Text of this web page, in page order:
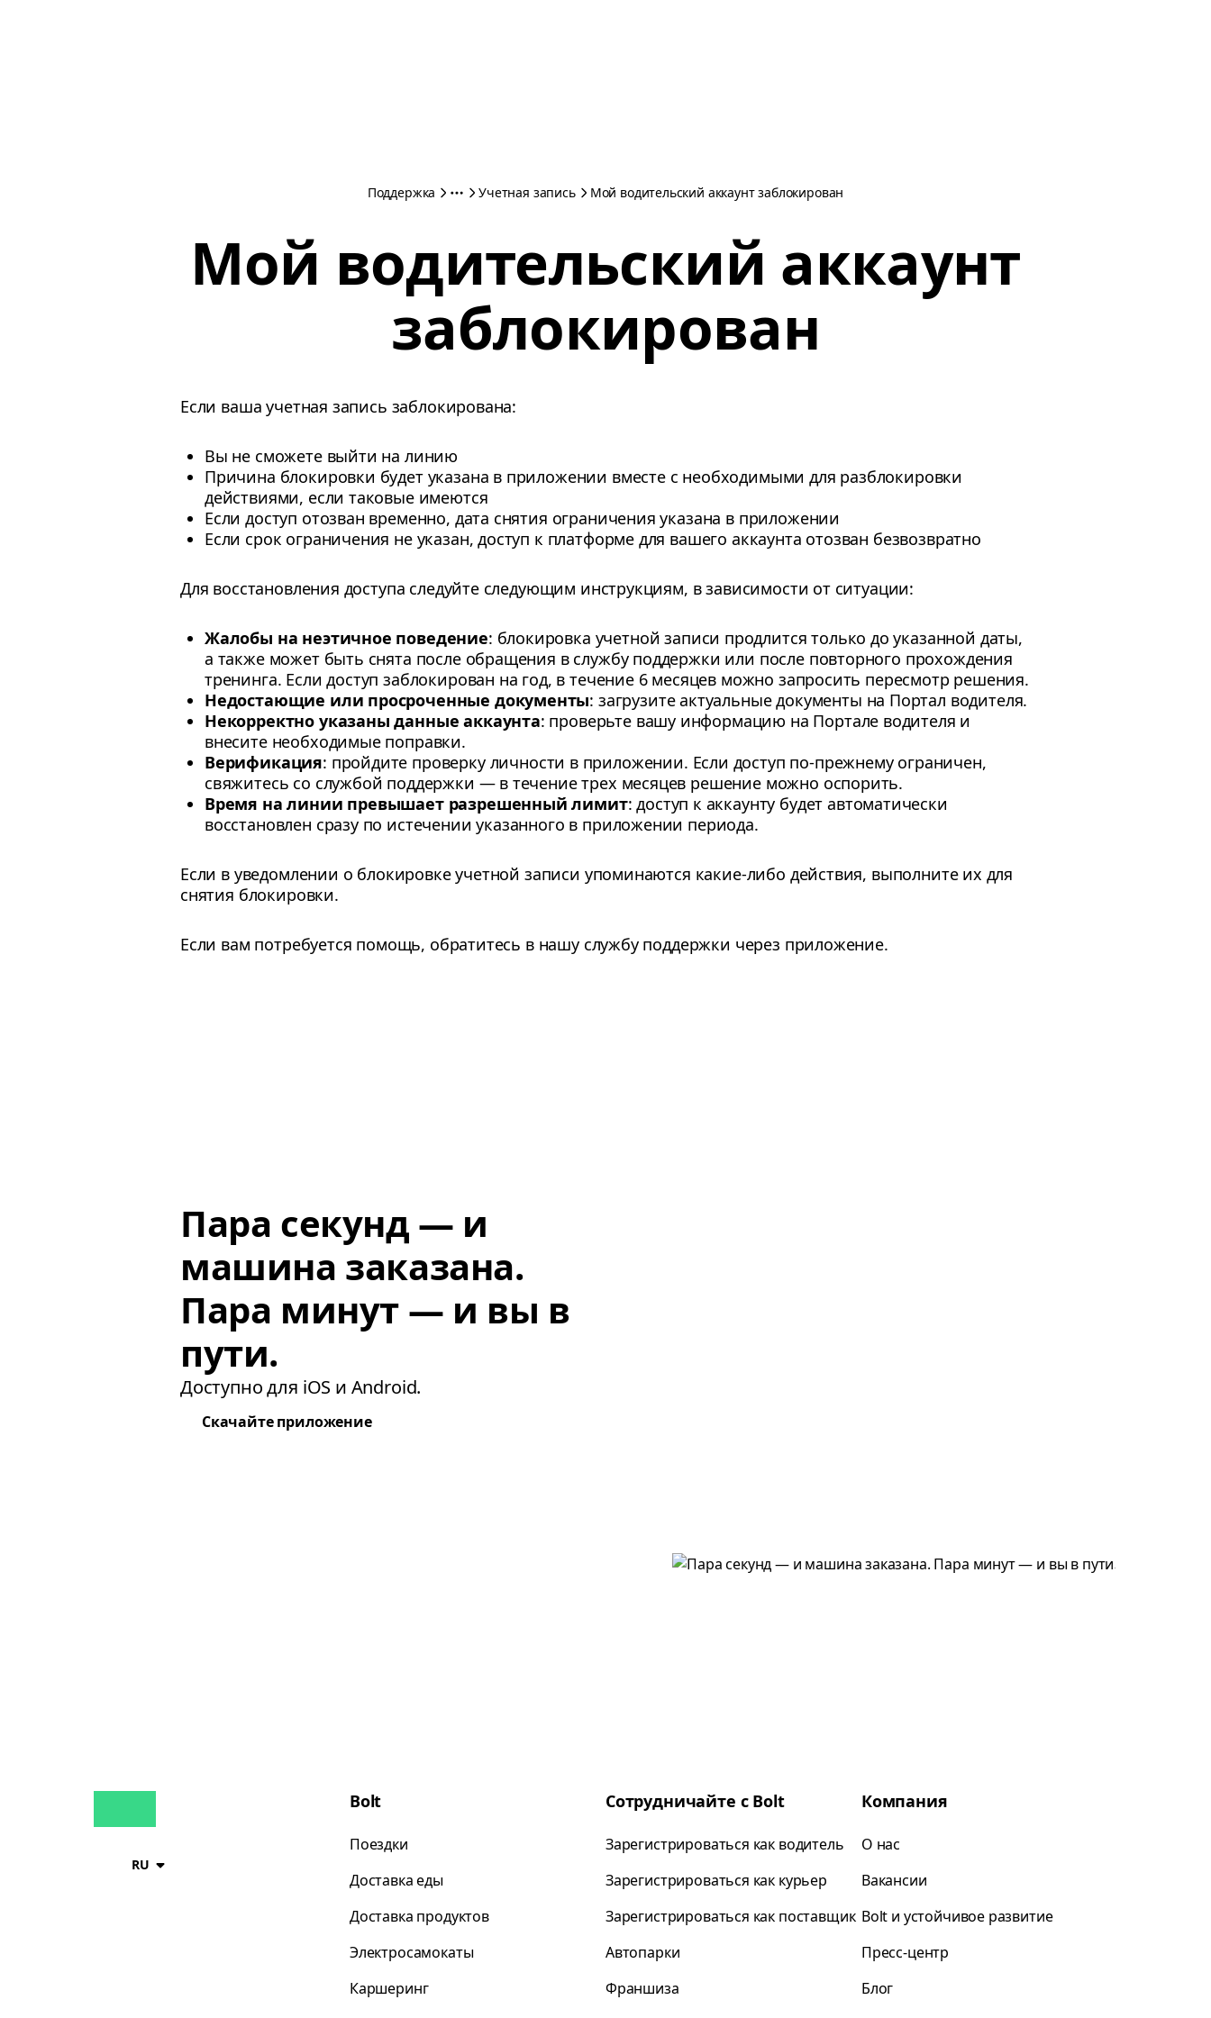
Поддержка Учетная запись Мой водительский аккаунт заблокирован
Мой водительский аккаунт
заблокирован
Если ваша учетная запись заблокирована:
Вы не сможете выйти на линию
Причина блокировки будет указана в приложении вместе с необходимыми для разблокировки
действиями, если таковые имеются
Если доступ отозван временно, дата снятия ограничения указана в приложении
Если срок ограничения не указан, доступ к платформе для вашего аккаунта отозван безвозвратно
Для восстановления доступа следуйте следующим инструкциям, в зависимости от ситуации:
Жалобы на неэтичное поведение: блокировка учетной записи продлится только до указанной даты,
а также может быть снята после обращения в службу поддержки или после повторного прохождения
тренинга. Если доступ заблокирован на год, в течение 6 месяцев можно запросить пересмотр решения.
Недостающие или просроченные документы: загрузите актуальные документы на Портал водителя.
Некорректно указаны данные аккаунта: проверьте вашу информацию на Портале водителя и
внесите необходимые поправки.
Верификация: пройдите проверку личности в приложении. Если доступ по-прежнему ограничен,
свяжитесь со службой поддержки — в течение трех месяцев решение можно оспорить.
Время на линии превышает разрешенный лимит: доступ к аккаунту будет автоматически
восстановлен сразу по истечении указанного в приложении периода.
Если в уведомлении о блокировке учетной записи упоминаются какие-либо действия, выполните их для
снятия блокировки.
Если вам потребуется помощь, обратитесь в нашу службу поддержки через приложение.
Пара секунд — и
машина заказана.
Пара минут — и вы в
пути.
Доступно для iOS и Android.
Скачайте приложение
RU
Bolt
Поездки
Доставка еды
Доставка продуктов
Электросамокаты
Каршеринг
Сотрудничайте с Bolt
Зарегистрироваться как водитель
Зарегистрироваться как курьер
Зарегистрироваться как поставщик
Автопарки
Франшиза
Компания
О нас
Вакансии
Bolt и устойчивое развитие
Пресс-центр
Блог